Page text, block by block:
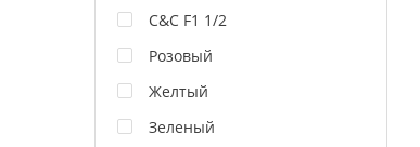
C&C F1 1/2
Розовый
Желтый
Зеленый